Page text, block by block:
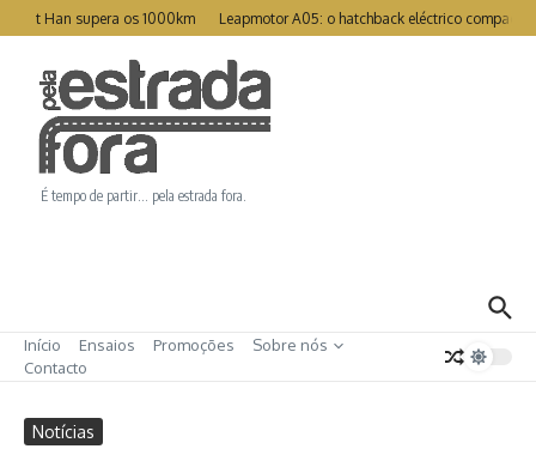
Ir para o conteúdo
Han supera os 1000km Leapmotor A05: o hatchback eléctrico compacto
É tempo de partir… pela estrada fora.
Início Ensaios Promoções
Sobre nós
Contacto
Notícias